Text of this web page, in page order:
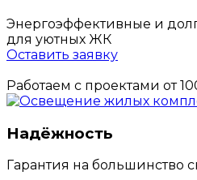
Энергоэффективные и
для уютных ЖК
Оставить заявку
Работаем с проектами от
Надёжность
Гарантия на большинство